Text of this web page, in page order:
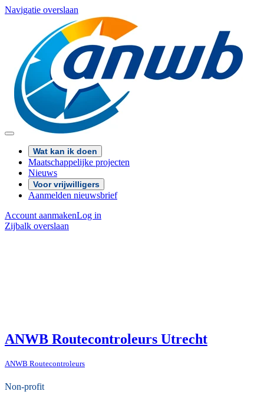
Navigatie overslaan
Wat kan ik doen
Maatschappelijke projecten
Nieuws
Voor vrijwilligers
Aanmelden nieuwsbrief
Account aanmakenLog in
Zijbalk overslaan
ANWB Routecontroleurs Utrecht
ANWB Routecontroleurs
Non-profit